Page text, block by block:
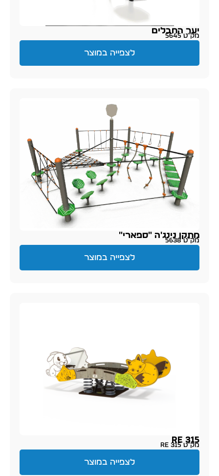
יער החבלים
מק״ט 5645
לצפייה במוצר
מתקן נינג'ה "ספארי"
מק״ט 5638
לצפייה במוצר
RE 315
מק״ט RE 315
לצפייה במוצר